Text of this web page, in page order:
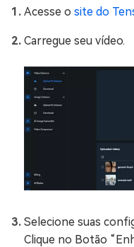
Acesse o site do
Carregue seu vídeo.
Selecione suas
Clique no Botão